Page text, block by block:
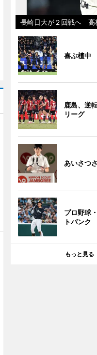
長崎日大が２回戦へ 高
喜ぶ植中
鹿島、逆
リーグ
あいさつ
プロ野球
トバンク
もっと見る